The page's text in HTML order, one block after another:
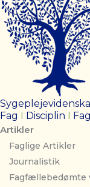
Fag I Disciplin I
Artikler
Faglige Artikler
Journalistik
Fagfællebedømte